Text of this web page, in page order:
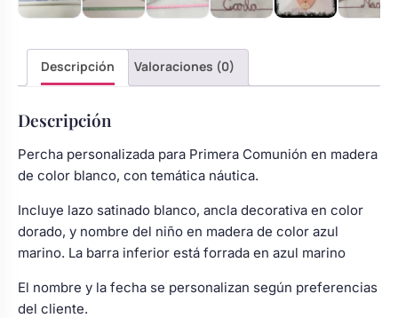
bebé boda
floral coche
Descripción Valoraciones (0)
Descripción
Percha personalizada para Primera Comunión en madera
de color blanco, con temática náutica.
Incluye lazo satinado blanco, ancla decorativa en color
dorado, y nombre del niño en madera de color azul
marino. La barra inferior está forrada en azul marino
El nombre y la fecha se personalizan según preferencias
del cliente.